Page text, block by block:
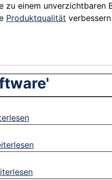
einem unverzichtbaren
Produktqualität